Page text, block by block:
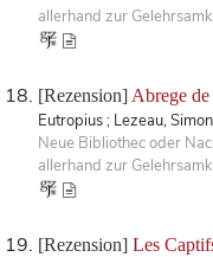
allerhand zur
[Rezension] Abrege
Eutropius ; Lezeau,
Neue Bibliothec oder
allerhand zur
[Rezension] Les